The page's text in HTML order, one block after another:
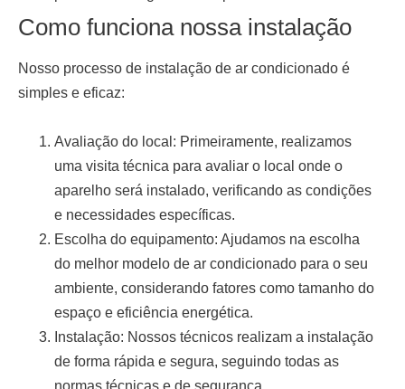
Como funciona nossa instalação
Nosso processo de instalação de ar condicionado é
simples e eficaz:
Avaliação do local: Primeiramente, realizamos
uma visita técnica para avaliar o local onde o
aparelho será instalado, verificando as condições
e necessidades específicas.
Escolha do equipamento: Ajudamos na escolha
do melhor modelo de ar condicionado para o seu
ambiente, considerando fatores como tamanho do
espaço e eficiência energética.
Instalação: Nossos técnicos realizam a instalação
de forma rápida e segura, seguindo todas as